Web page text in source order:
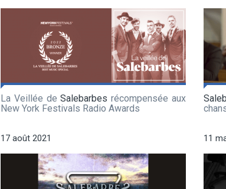
La Veillée deSalebarbes récompensée aux
New York Festivals Radio Awards
17 août 2021 11